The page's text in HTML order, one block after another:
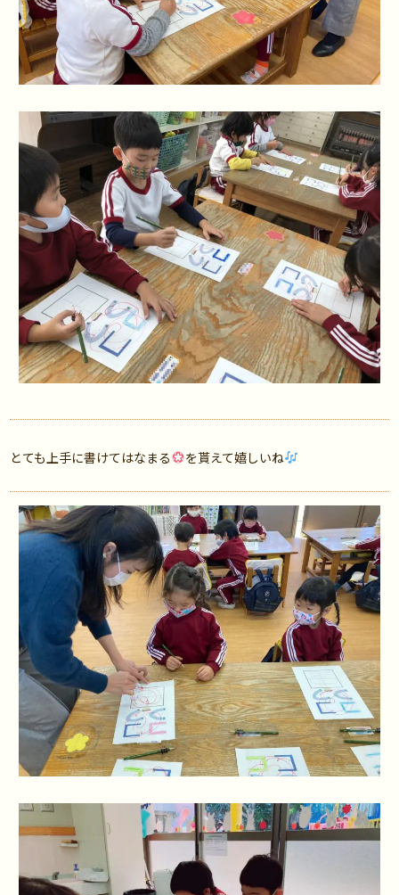
とても上手に書けてはなまる を貰えて嬉しいね